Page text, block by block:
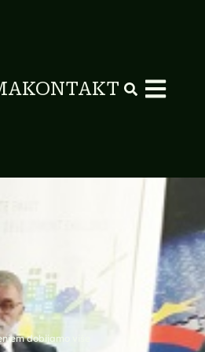
KONTAKT
dobijamo više